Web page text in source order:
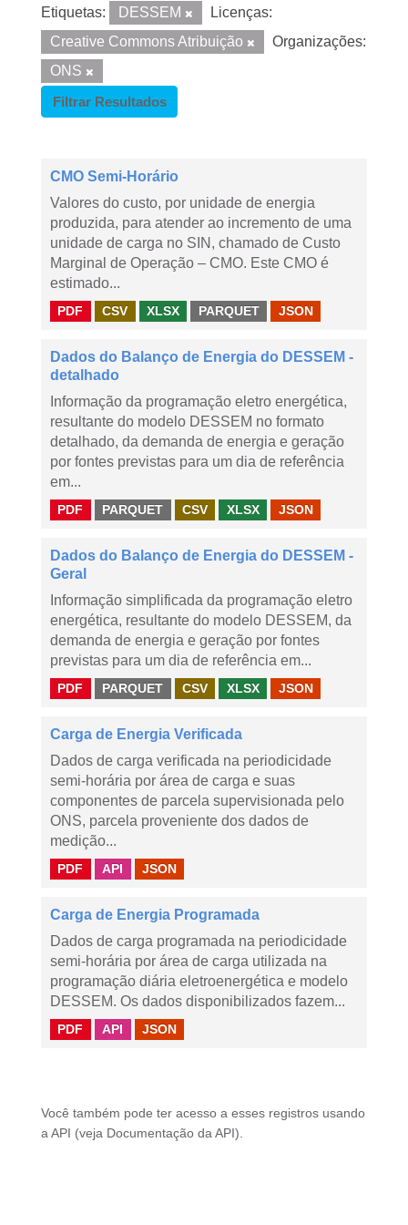
Etiquetas: DESSEM
Licenças:
Creative Commons Atribuição
Organizações:
ONS
Filtrar Resultados
CMO Semi-Horário
Valores do custo, por unidade de energia
produzida, para atender ao incremento de uma
unidade de carga no SIN, chamado de Custo
Marginal de Operação – CMO. Este CMO é
estimado...
PDF CSV XLSX PARQUET JSON
Dados do Balanço de Energia do DESSEM -
detalhado
Informação da programação eletro energética,
resultante do modelo DESSEM no formato
detalhado, da demanda de energia e geração
por fontes previstas para um dia de referência
em...
PDF PARQUET CSV XLSX JSON
Dados do Balanço de Energia do DESSEM -
Geral
Informação simplificada da programação eletro
energética, resultante do modelo DESSEM, da
demanda de energia e geração por fontes
previstas para um dia de referência em...
PDF PARQUET CSV XLSX JSON
Carga de Energia Verificada
Dados de carga verificada na periodicidade
semi-horária por área de carga e suas
componentes de parcela supervisionada pelo
ONS, parcela proveniente dos dados de
medição...
PDF API JSON
Carga de Energia Programada
Dados de carga programada na periodicidade
semi-horária por área de carga utilizada na
programação diária eletroenergética e modelo
DESSEM. Os dados disponibilizados fazem...
PDF API JSON
Você também pode ter acesso a esses registros usando
a API (veja Documentação da API ).